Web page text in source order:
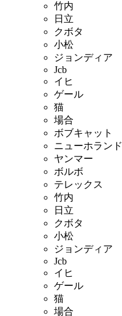
竹内
日立
クボタ
小松
ジョンディア
Jcb
イヒ
ゲール
猫
場合
ボブキャット
ニューホランド
ヤンマー
ボルボ
テレックス
竹内
日立
クボタ
小松
ジョンディア
Jcb
イヒ
ゲール
猫
場合